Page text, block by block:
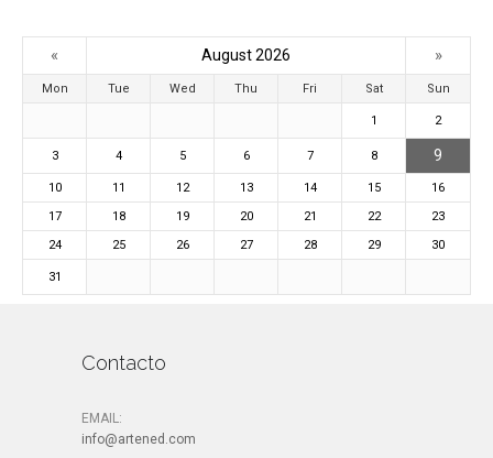
« August 2026 »
Mon Tue Wed Thu Fri Sat Sun
1 2
3 4 5 6 7 8 9
10 11 12 13 14 15
16
17
18 19 20 21 22
23
24
25 26 27 28 29 30
31
Contacto
EMAIL:
info@artened.com